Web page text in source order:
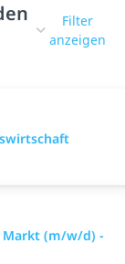
Filter
anzeigen
Markt (m/w/d) -